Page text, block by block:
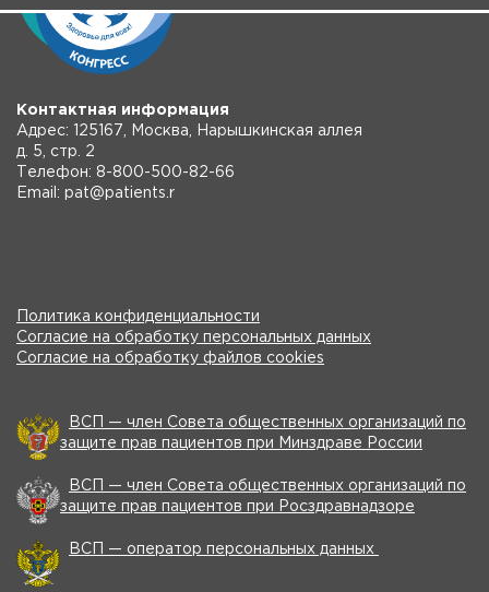
Контактная информация
Адрес: 125167, Москва, Нарышкинская аллея
д. 5, стр. 2
Телефон: 8-800-500-82-66
Email: pat@patients.r
Политика конфиденциальности
Согласие на обработку персональных данных
Согласие на обработку файлов cookies
ВСП — член Совета общественных организаций по
защите прав пациентов при Минздраве России
ВСП — член Совета общественных организаций по
защите прав пациентов при Росздравнадзоре
ВСП — оператор персональных данных